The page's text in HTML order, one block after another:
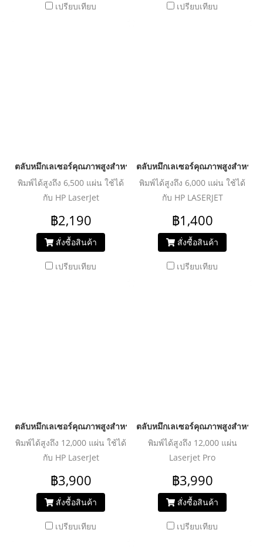
Canon LBP3300/3360/
เปรียบเทียบ เปรียบเทียบ
ตลับหมึกเลเซอร์คุณภาพสูงสำหรับ HP และ Canon รุ่น Q7551A
พิมพ์ได้สูงถึง 6,500 แผ่น ใช้ได้
กับ HP LaserJet
P3005/P3005d/P3005n/P3005dn/P3005x/M3027
MFP/M3027x
/M3035/M3035xs
฿2,190
สั่งซื้อสินค้า
เปรียบเทียบ
ตลับหมึกเลเซอร์คุณภาพสูงสำหรับ
พิมพ์ได้สูงถึง 6,000 แผ่น ใช้ได้
กับ HP LASERJET
P3015/P3015d/P3015dn/P3015x/
3100/M525f/M525dn Canon
LBP6750DN
฿1,400
สั่งซื้อสินค้า
เปรียบเทียบ
ตลับหมึกเลเซอร์คุณภาพสูงสำหรับ HP และ Canon รุ่น Q7516A
พิมพ์ได้สูงถึง 12,000 แผ่น ใช้ได้
กับ HP LaserJet
5200/5200L/5200n/5200tn/5200dtn
Canon LBP3500/3900/3950
฿3,900
สั่งซื้อสินค้า
เปรียบเทียบ
ตลับหมึกเลเซอร์คุณภาพสูงสำหรับ
พิมพ์ได้สูงถึง 12,000 แผ่น
Laserjet Pro
M435nw/M701/M706
฿3,990
สั่งซื้อสินค้า
เปรียบเทียบ